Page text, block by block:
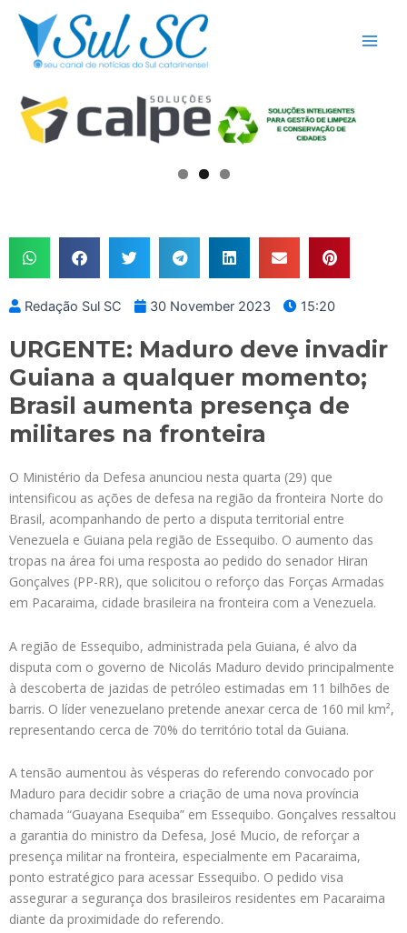
Skip
content
Redação Sul SC 30 November 2023 15:20
URGENTE: Maduro deve invadir
Guiana a qualquer momento;
Brasil aumenta presença de
militares na fronteira
O Ministério da Defesa anunciou nesta quarta (29) que
intensificou as ações de defesa na região da fronteira Norte do
Brasil, acompanhando de perto a disputa territorial entre
Venezuela e Guiana pela região de Essequibo. O aumento das
tropas na área foi uma resposta ao pedido do senador Hiran
Gonçalves (PP-RR), que solicitou o reforço das Forças Armadas
em Pacaraima, cidade brasileira na fronteira com a Venezuela.
A região de Essequibo, administrada pela Guiana, é alvo da
disputa com o governo de Nicolás Maduro devido principalmente
à descoberta de jazidas de petróleo estimadas em 11 bilhões de
barris. O líder venezuelano pretende anexar cerca de 160 mil km²,
representando cerca de 70% do território total da Guiana.
A tensão aumentou às vésperas do referendo convocado por
Maduro para decidir sobre a criação de uma nova província
chamada “Guayana Esequiba” em Essequibo. Gonçalves ressaltou
a garantia do ministro da Defesa, José Mucio, de reforçar a
presença militar na fronteira, especialmente em Pacaraima,
ponto estratégico para acessar Essequibo. O pedido visa
assegurar a segurança dos brasileiros residentes em Pacaraima
diante da proximidade do referendo.